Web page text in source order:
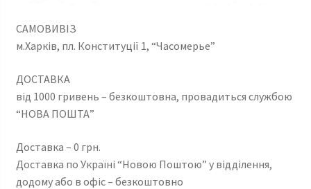
САМОВИВІЗ
м.Харків, пл. Конституції 1, “Часомерье”
ДОСТАВКА
від 1000 гривень – безкоштовна, провадиться службою
“НОВА ПОШТА”
Доставка – 0 грн.
Доставка по Україні “Новою Поштою” у відділення,
додому або в офіс – безкоштовно